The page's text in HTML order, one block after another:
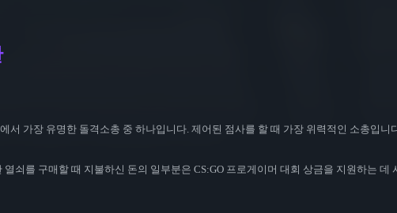
서 가장 유명한 돌격소총 중 하나입니다. 제어된 점사를 할 때 가장 위력적인 소총입
쇠를 구매할 때 지불하신 돈의 일부분은 CS:GO 프로게이머 대회 상금을 지원하는 데